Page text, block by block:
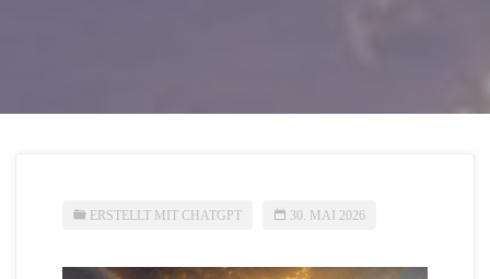
ERSTELLT MIT CHATGPT 30. MAI 2026